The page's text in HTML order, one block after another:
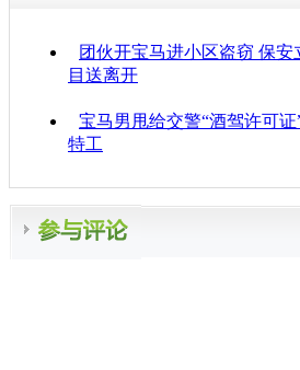
团伙开宝马进小区盗窃 保安
目送离开
宝马男甩给交警“酒驾许可证
特工